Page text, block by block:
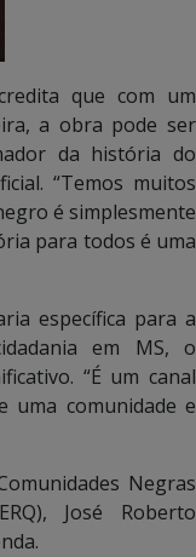
que com um
a obra pode ser
da história do
“Temos muitos
é simplesmente
para todos é uma
específica para a
em MS, o
“É um canal
uma comunidade e
Negras
José Roberto